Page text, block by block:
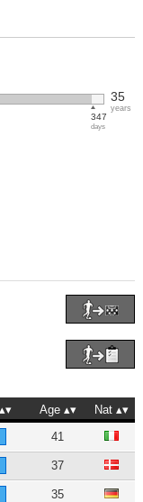
347
days
35
years
Age
Nat
41
37
35